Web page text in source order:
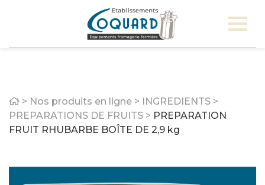
Home
> Nos produits en ligne > INGREDIENTS >
PREPARATIONS DE FRUITS > PREPARATION
FRUIT RHUBARBE BOÎTE DE 2,9 kg